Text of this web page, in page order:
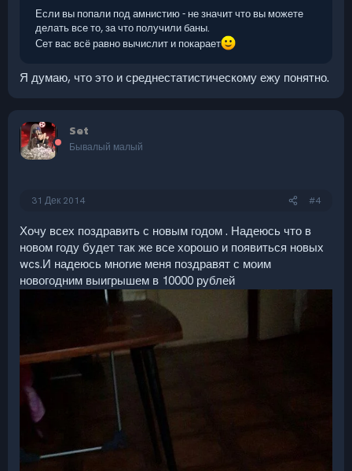
Если вы попали под амнистию - не значит что вы можете
делать все то, за что получили баны.
Сет вас всё равно вычислит и покарает
Я думаю, что это и среднестатистическому ежу понятно.
Set
Бывалый малый
31 Дек 2014 #4
Хочу всех поздравить с новым годом . Надеюсь что в
новом году будет так же все хорошо и появиться новых
wcs.И надеюсь многие меня поздравят с моим
новогодним выигрышем в 10000 рублей